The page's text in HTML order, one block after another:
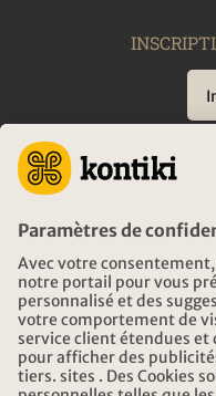
CONSEIL
URGENCES EN VOYAGE
HEURES
TÉLÉCHARGEMENT ET
ADRESSE